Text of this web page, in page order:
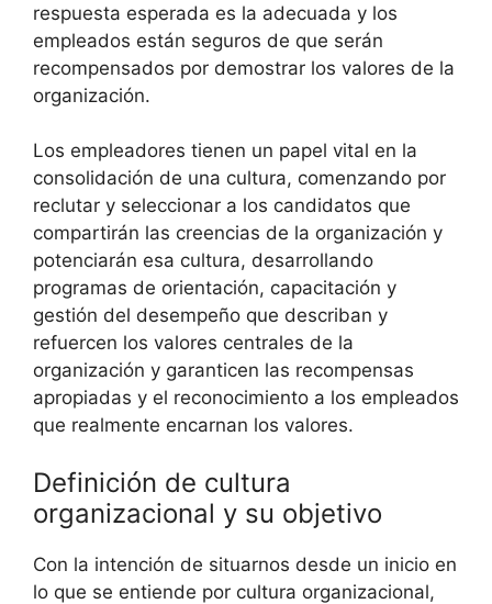
respuesta esperada es la adecuada y los
empleados están seguros de que serán
recompensados ​​por demostrar los valores de la
organización.
Los empleadores tienen un papel vital en la
consolidación de una cultura, comenzando por
reclutar y seleccionar a los candidatos que
compartirán las creencias de la organización y
potenciarán esa cultura, desarrollando
programas de orientación, capacitación y
gestión del desempeño que describan y
refuercen los valores centrales de la
organización y garanticen las recompensas
apropiadas y el reconocimiento a los empleados
que realmente encarnan los valores.
Definición de cultura
organizacional y su objetivo
Con la intención de situarnos desde un inicio en
lo que se entiende por cultura organizacional,